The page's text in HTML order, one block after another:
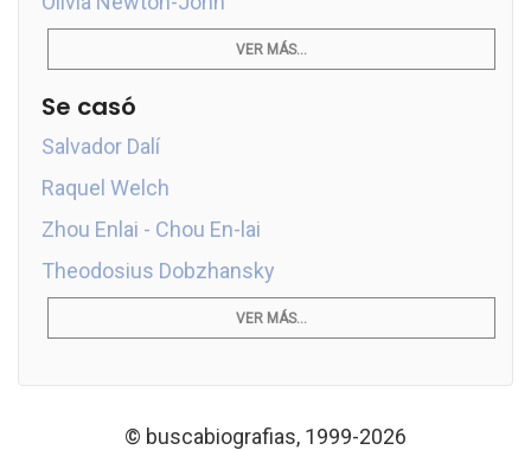
VER MÁS...
Se casó
Salvador Dalí
Raquel Welch
Zhou Enlai - Chou En-lai
Theodosius Dobzhansky
VER MÁS...
© buscabiografias, 1999-2026